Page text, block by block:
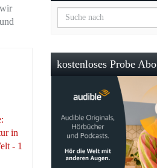
kostenloses Probe Abo